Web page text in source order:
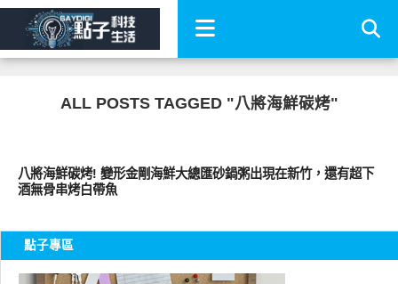
ALL POSTS TAGGED "八將海鮮碳烤"
八將海鮮碳烤! 變形金剛海鮮大總匯砂鍋粥出現在新竹，還有超下
酒無骨串烤白帶魚
點子專區